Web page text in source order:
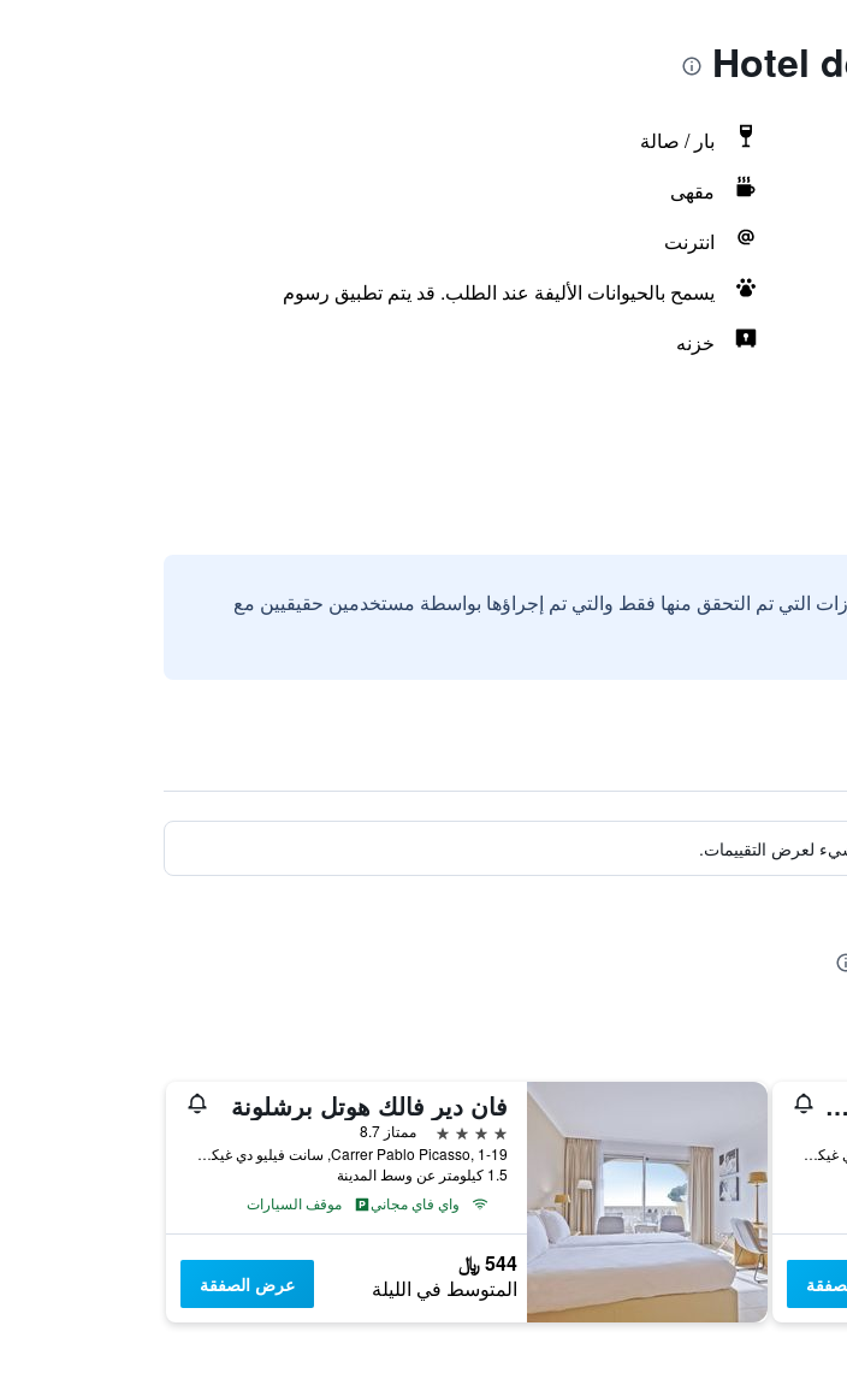
بار / صالة
مقهى
انترنت
يسمح بالحيوانات الأليفة عند الطلب. قد يتم تطبيق رسوم
خزنه
التي تم التحقق منها فقط والتي تم إجراؤها بواسطة مستخدمين حقيقيين مع
لعرض التقييمات.
آند هوم سويتس
Carretera De Sant Pol, 633, سانت فيليو دي غيكسولس, كاتالونيا, أسبانيا
فان دير فالك هوتل برشلونة
4 نجوم
ممتاز 8.7
Carrer Pablo Picasso, 1-19, سانت فيليو دي غيكسولس, كاتالونيا, أسبانيا
1.5 كيلومتر عن وسط المدينة
واي فاي مجاني
موقف السيارات
544 ﷼
المتوسط في الليلة عرض الصفقة